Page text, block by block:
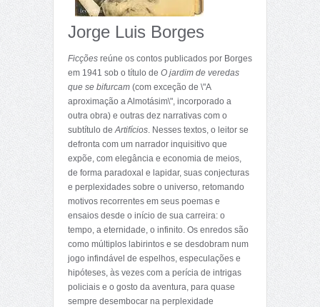
Jorge Luis Borges
Ficções reúne os contos publicados por Borges
em 1941 sob o título de O jardim de veredas
que se bifurcam (com exceção de \"A
aproximação a Almotásim\", incorporado a
outra obra) e outras dez narrativas com o
subtítulo deArtifícios. Nesses textos, o leitor se
defronta com um narrador inquisitivo que
expõe, com elegância e economia de meios,
de forma paradoxal e lapidar, suas conjecturas
e perplexidades sobre o universo, retomando
motivos recorrentes em seus poemas e
ensaios desde o início de sua carreira: o
tempo, a eternidade, o infinito. Os enredos são
como múltiplos labirintos e se desdobram num
jogo infindável de espelhos, especulações e
hipóteses, às vezes com a perícia de intrigas
policiais e o gosto da aventura, para quase
sempre desembocar na perplexidade